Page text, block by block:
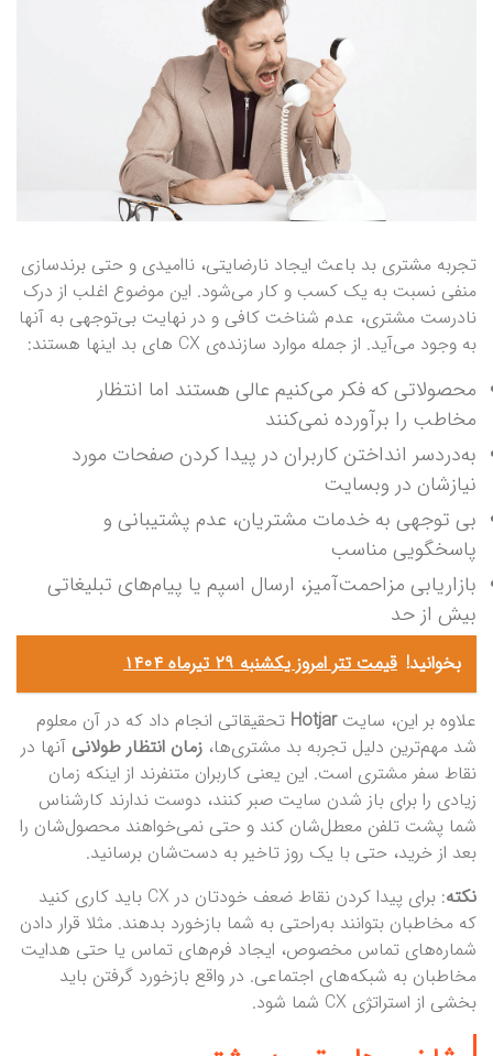
تجربه مشتری بد باعث ایجاد نارضایتی، ناامیدی و حتی برندسازی
منفی نسبت به یک کسب و کار می‌شود. این موضوع اغلب از درک
نادرست مشتری، عدم شناخت کافی و در نهایت بی‌توجهی به آنها
به وجود می‌آید. از جمله موارد سازنده‌ی CX های بد اینها هستند:
محصولاتی که فکر می‌کنیم عالی هستند اما انتظار
مخاطب را برآورده نمی‌کنند
به‌دردسر انداختن کاربران در پیدا کردن صفحات مورد
نیازشان در وبسایت
بی توجهی به خدمات مشتریان، عدم پشتیبانی و
پاسخگویی مناسب
بازاریابی مزاحمت‌آمیز، ارسال اسپم یا پیام‌های تبلیغاتی
بیش از حد
بخوانید! قیمت تتر امروز یکشنبه ۲۹ تیرماه ۱۴۰۴
علاوه بر این، سایتHotjar تحقیقاتی انجام داد که در آن معلوم
شد مهم‌ترین دلیل تجربه بد مشتری‌ها، زمان انتظار طولانی آنها در
نقاط سفر مشتری است. این یعنی کاربران متنفرند از اینکه زمان
زیادی را برای باز شدن سایت صبر کنند، دوست ندارند کارشناس
شما پشت تلفن معطل‌شان کند و حتی نمی‌خواهند محصول‌شان را
بعد از خرید، حتی با یک روز تاخیر به دست‌شان برسانید.
نکته
: برای پیدا کردن نقاط ضعف خودتان در CX باید کاری کنید
که مخاطبان بتوانند به‌راحتی به شما بازخورد بدهند. مثلا قرار دادن
شماره‌های تماس مخصوص، ایجاد فرم‌های تماس یا حتی هدایت
مخاطبان به شبکه‌های اجتماعی. در واقع بازخورد گرفتن باید
بخشی از استراتژی CX شما شود.